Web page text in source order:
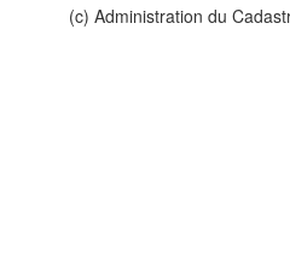
(c) Administration du